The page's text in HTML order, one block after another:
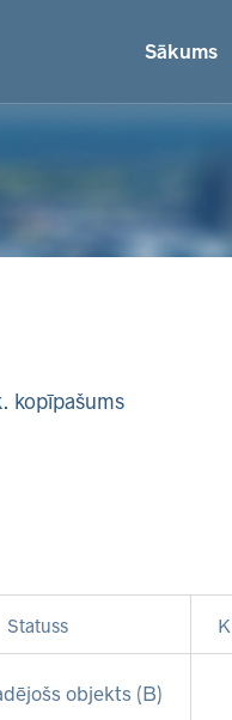
Sākums
kopīpašums
Statuss
objekts (B)